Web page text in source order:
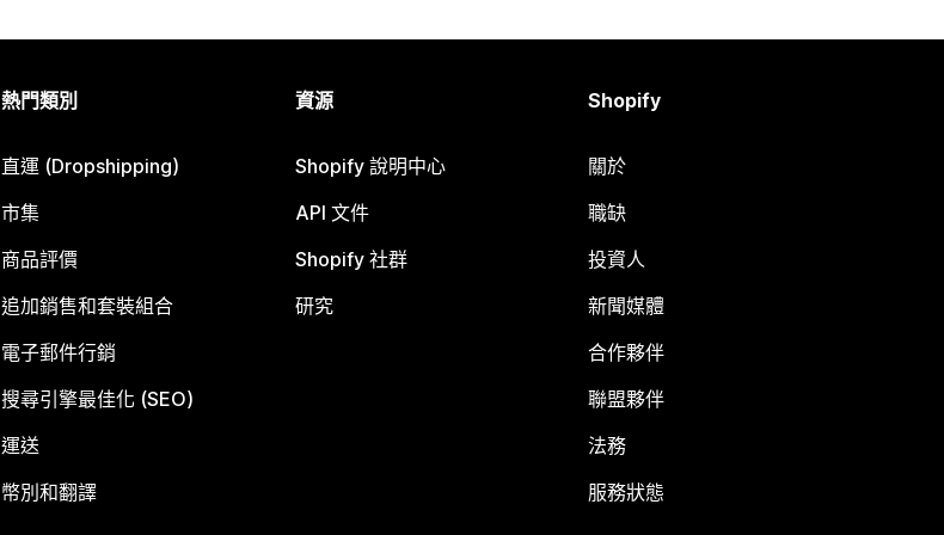
熱門類別
直運 (Dropshipping)
市集
商品評價
追加銷售和套裝組合
電子郵件行銷
搜尋引擎最佳化 (SEO)
運送
幣別和翻譯
資源
Shopify 說明中心
API 文件
Shopify 社群
研究
Shopify
關於
職缺
投資人
新聞媒體
合作夥伴
聯盟夥伴
法務
服務狀態